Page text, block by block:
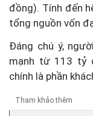
đồng). Tính đến
tổng nguồn vốn
Đáng chú ý,
mạnh từ 113 tỷ
chính là phần
Tham khảo thêm